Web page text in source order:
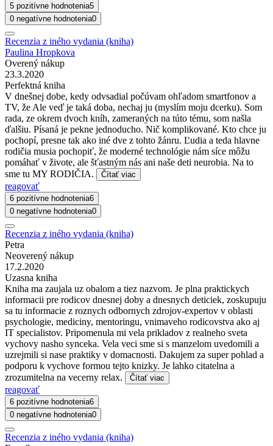
5 pozitívne hodnotenia5
0 negatívne hodnotenia0
Recenzia z iného vydania (kniha)
Paulina Hropkova
Overený nákup
23.3.2020
Perfektná kniha
V dnešnej dobe, kedy odvsadial počúvam ohľadom smartfonov a
TV, že Ale veď je taká doba, nechaj ju (myslím moju dcerku). Som
rada, ze okrem dvoch kníh, zameraných na túto tému, som našla
ďalšiu. Písaná je pekne jednoducho. Nič komplikované. Kto chce ju
pochopí, presne tak ako iné dve z tohto žánru. Ľudia a teda hlavne
rodičia musia pochopiť, že moderné technológie nám síce môžu
pomáhať v živote, ale šťastným nás ani naše deti neurobia. Na to
sme tu MY RODIČIA.
Čítať viac
reagovať
6 pozitívne hodnotenia6
0 negatívne hodnotenia0
Recenzia z iného vydania (kniha)
Petra
Neoverený nákup
17.2.2020
Uzasna kniha
Kniha ma zaujala uz obalom a tiez nazvom. Je plna praktickych
informacii pre rodicov dnesnej doby a dnesnych deticiek, zoskupuju
sa tu informacie z roznych odbornych zdrojov-expertov v oblasti
psychologie, mediciny, mentoringu, vnimaveho rodicovstva ako aj
IT specialistov. Pripomenula mi vela prikladov z realneho sveta
vychovy nasho synceka. Vela veci sme si s manzelom uvedomili a
uzrejmili si nase praktiky v domacnosti. Dakujem za super pohlad a
podporu k vychove formou tejto knizky. Je lahko citatelna a
zrozumitelna na vecerny relax.
Čítať viac
reagovať
6 pozitívne hodnotenia6
0 negatívne hodnotenia0
Recenzia z iného vydania (kniha)